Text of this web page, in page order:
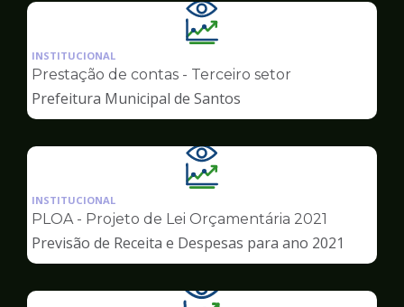
Ilustração
da
pagina
de
Transparência
INSTITUCIONAL
Prestação de contas - Terceiro setor
Prefeitura Municipal de Santos
Ilustração
da
pagina
Transparência
INSTITUCIONAL
PLOA - Projeto de Lei Orçamentária 2021
Previsão de Receita e Despesas para ano 2021